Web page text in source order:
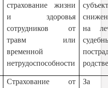
страхование жизни
и здоровья
сотрудников от
травм или
временной
нетрудоспособности
на
Страхование от
За